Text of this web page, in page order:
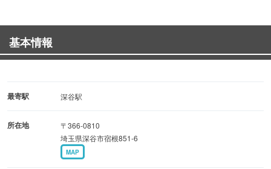
☆3,630円（税込）コース☆ お刺身・焼き物・揚げ物・茶
碗蒸し・肉料理・一品料理・ミニうどん・にぎり鮨・デザ
ート
げ物・茶碗蒸し・肉料理・一品料理・ミニうどん・にぎり
＋1,600円（税込）で二時間飲み放題にできます♪
無料送迎やご予算に応じたコースもご用意できますので、
お気軽にご相談ください♪
基本情報
最寄駅 深谷駅
所在地
〒366-0810
埼玉県深谷市宿根851-6
MAP